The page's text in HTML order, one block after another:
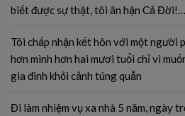
biết được sự thật, tôi ân hận Cả
Tôi chấp nhận kết hôn với một người
hơn mình hơn hai mươi tuổi chỉ vì
gia đình khỏi cảnh túng quẫn
Đi làm nhiệm vụ xa nhà 5 năm, ngày